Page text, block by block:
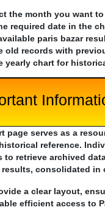
the month you want
required date in the
paris bazar
old records with
yearly chart for
page serves as a
reference.
to retrieve archived
consolidated in
a clear layout,
efficient access to